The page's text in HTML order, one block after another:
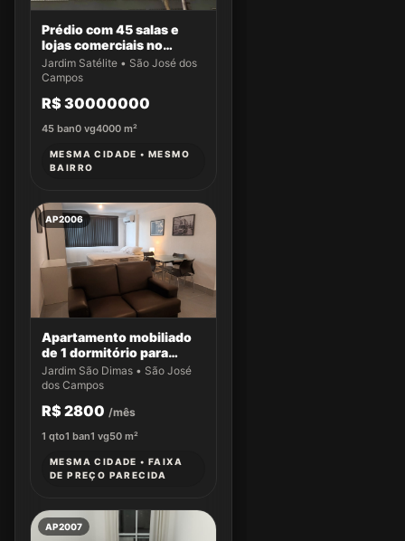
Prédio com 45 salas e
lojas comerciais no
Jardim Satélite
Jardim Satélite • São José dos
Campos
R$ 30000000
45 ban0 vg4000 m²
MESMA CIDADE • MESMO
BAIRRO
AP2006
Apartamento mobiliado
de 1 dormitório para
locação no Edifício Suite
Service
Jardim São Dimas • São José
dos Campos
R$ 2800 /mês
1 qto1 ban1 vg50 m²
MESMA CIDADE • FAIXA
DE PREÇO PARECIDA
AP2007